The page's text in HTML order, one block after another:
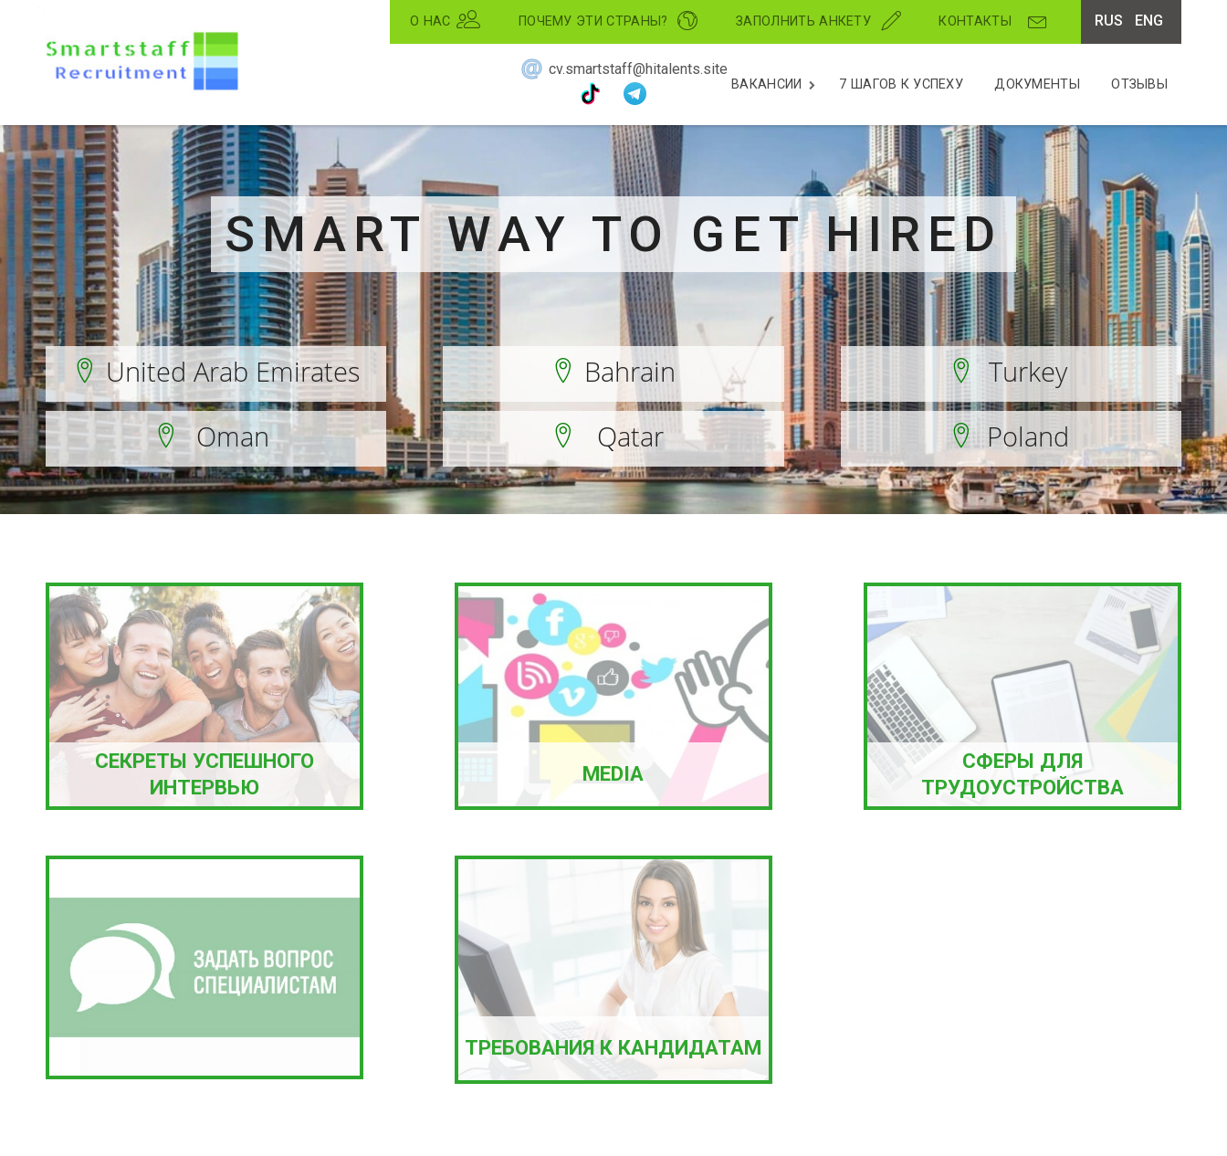
RUS ENG
О НАС ПОЧЕМУ ЭТИ СТРАНЫ? ЗАПОЛНИТЬ АНКЕТУ КОНТАКТЫ
cv.smartstaff@hitalents.site
ВАКАНСИИ 7 ШАГОВ К УСПЕХУ ДОКУМЕНТЫ ОТЗЫВЫ
SMART WAY TO GET HIRED
United Arab Emirates Bahrain
Turkey
Oman
Qatar Poland
СЕКРЕТЫ УСПЕШНОГО
ИНТЕРВЬЮ
MEDIA
СФЕРЫ ДЛЯ
ТРУДОУСТРОЙСТВА
ТРЕБОВАНИЯ К КАНДИДАТАМ